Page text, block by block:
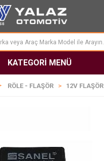
KATEGORI MENÜ
RÖLE - FLAŞÖR 12V FLAŞÖR